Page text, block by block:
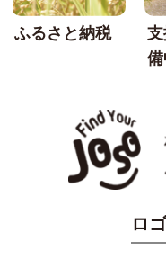
ふるさと納税
備
ロ